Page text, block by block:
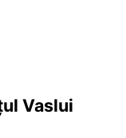
Vaslui